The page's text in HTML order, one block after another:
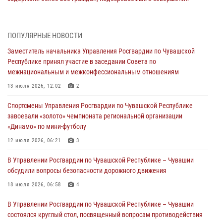
мировой войне 1914-1918 годов
01 августа 2026, 07:19
В Ядрине сотрудники Росгвардии задержали подозреваемого в
01 августа 2026, 06:12
1 августа – День дежурной службы войск национальной гвардии
Российской Федерации
Директор Росгвардии Герой России генерал армии Виктор Золотов
поздравил специалистов подразделений тыла с профессиональным
01 августа 2026, 00:01
ПОПУЛЯРНЫЕ НОВОСТИ
Заместитель начальника Управления Росгвардии по Чувашской
Республике принял участие в заседании Совета по
межнациональным и межконфессиональным отношениям
13 июля 2026, 12:02 2
Спортсмены Управления Росгвардии по Чувашской Республике
завоевали «золото» чемпионата региональной организации
«Динамо» по мини-футболу
12 июля 2026, 06:21 3
В Управлении Росгвардии по Чувашской Республике – Чувашии
обсудили вопросы безопасности дорожного движения
18 июля 2026, 06:58 4
В Управлении Росгвардии по Чувашской Республике – Чувашии
состоялся круглый стол, посвященный вопросам противодействия